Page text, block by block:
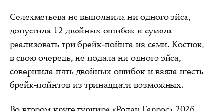
Селехметьева не выполнила ни одного эйса,
допустила 12 двойных ошибок и сумела
реализовать три брейк-пойнта из семи. Костюк,
в свою очередь, не подала ни одного эйса,
совершила пять двойных ошибок и взяла шесть
брейк-пойнтов из тринадцати возможных.